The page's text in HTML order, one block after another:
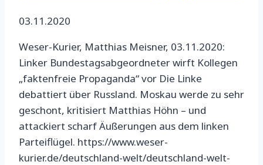
03.11.2020
Weser-Kurier, Matthias Meisner, 03.11.2020:
Linker Bundestagsabgeordneter wirft Kollegen
„faktenfreie Propaganda“ vor Die Linke
debattiert über Russland. Moskau werde zu sehr
geschont, kritisiert Matthias Höhn – und
attackiert scharf Äußerungen aus dem linken
Parteiflügel. https://www.weser-
kurier.de/deutschland-welt/deutschland-welt-